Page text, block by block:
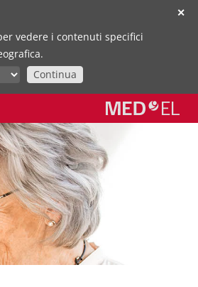
✕
vedere i contenuti specifici
Continua